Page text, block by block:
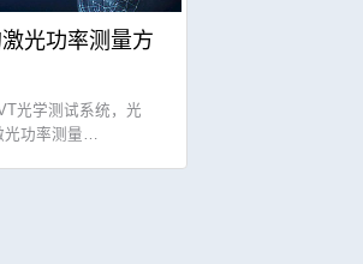
光功率测量方
光学测试系统，光
功率测量…